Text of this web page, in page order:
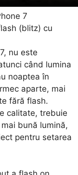
7
(blitz) cu
nu este
când lumina
noaptea în
aparte, mai
fără flash.
calitate, trebuie
bună lumină,
pentru setarea